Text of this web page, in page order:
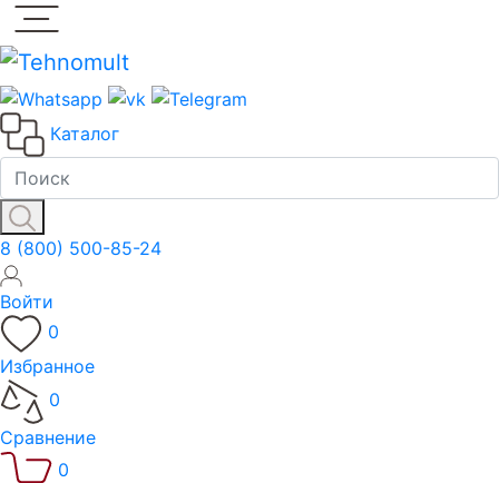
Каталог
8 (800) 500-85-24
Войти
0
Избранное
0
Сравнение
0